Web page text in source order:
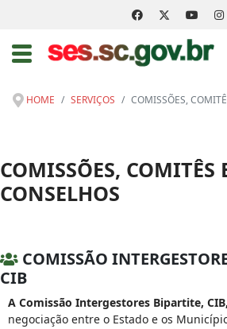
HOME SERVIÇOS COMISSÕES,
COMISSÕES, COMITÊS
CONSELHOS
COMISSÃO
CIB
A Comissão Intergestores Bipartite, CIB,
negociação entre o Estado e os